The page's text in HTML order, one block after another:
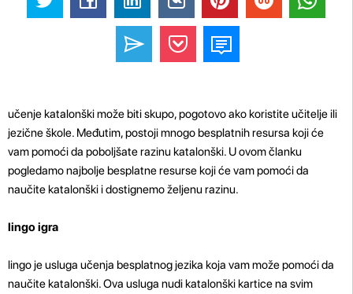
učenje katalonški može biti skupo, pogotovo ako koristite učitelje ili
jezične škole. Međutim, postoji mnogo besplatnih resursa koji će
vam pomoći da poboljšate razinu katalonški. U ovom članku
pogledamo najbolje besplatne resurse koji će vam pomoći da
naučite katalonški i dostignemo željenu razinu.
lingo igra
lingo je usluga učenja besplatnog jezika koja vam može pomoći da
naučite katalonški. Ova usluga nudi katalonški kartice na svim